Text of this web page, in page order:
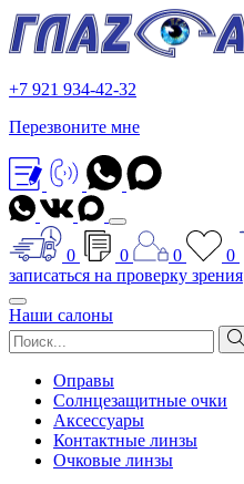
+7 921 934-42-32
Перезвоните мне
0 0 0
0
записаться на проверку зрения
Наши салоны
Оправы
Солнцезащитные очки
Аксессуары
Контактные линзы
Очковые линзы